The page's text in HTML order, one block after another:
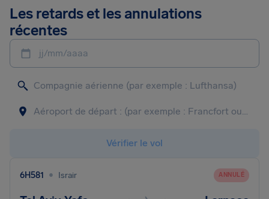
Les retards et les annulations
récentes
jj/mm/aaaa
Vérifier le vol
6H581 • Israir ANNULÉ